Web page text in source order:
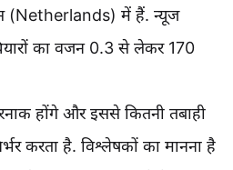
(Netherlands) में हैं. न्यूज
का वजन 0.3 से लेकर 170
होंगे और इससे कितनी तबाही
करता है. विश्लेषकों का मानना है